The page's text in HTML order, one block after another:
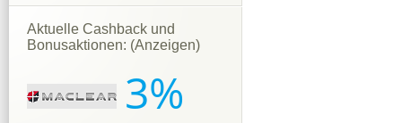
Aktuelle Cashback und
Bonusaktionen: (Anzeigen)
3%